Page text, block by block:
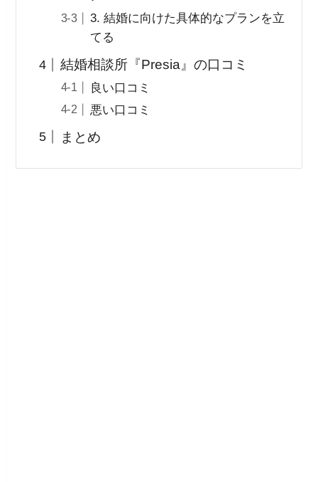
3. 結婚に向けた具体的なプランを立
てる
結婚相談所『Presia』の口コミ
良い口コミ
悪い口コミ
まとめ